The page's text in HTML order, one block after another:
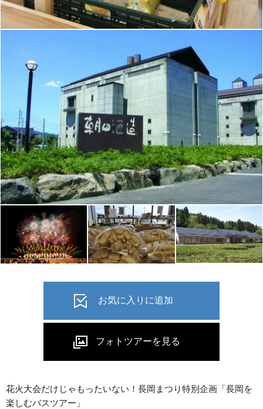
花火大会だけじゃもったいない！長岡まつり特別企画「長岡を
楽しむバスツアー」